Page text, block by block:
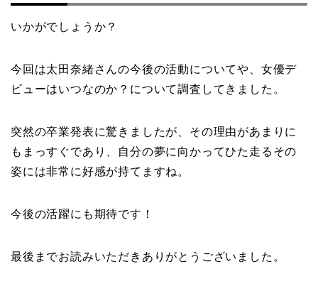
いかがでしょうか？
今回は太田奈緒さんの今後の活動についてや、女優デ
ビューはいつなのか？について調査してきました。
突然の卒業発表に驚きましたが、その理由があまりに
もまっすぐであり、自分の夢に向かってひた走るその
姿には非常に好感が持てますね。
今後の活躍にも期待です！
最後までお読みいただきありがとうございました。